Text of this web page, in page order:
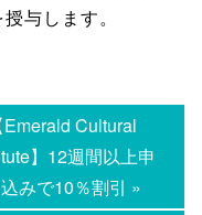
与します。
Emerald Cultural
】12週間以上申
みで10％割引 »